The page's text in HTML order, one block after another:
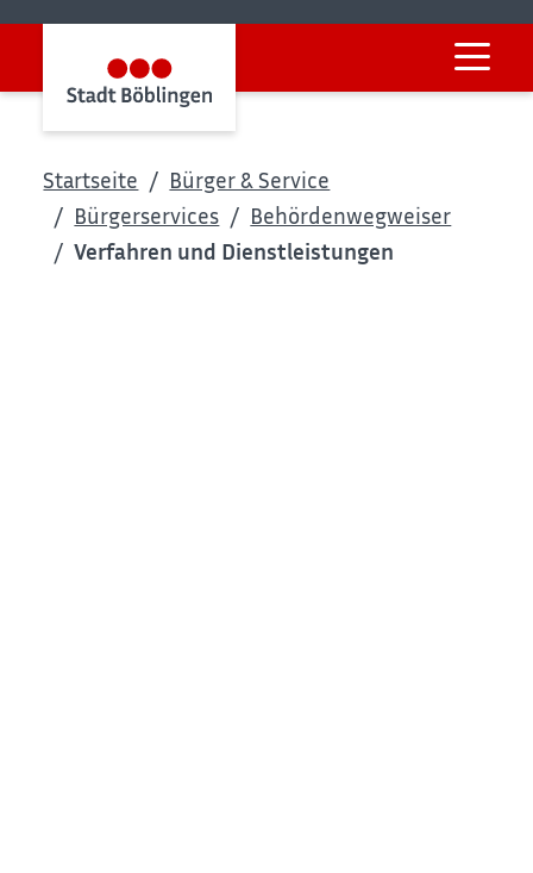
Startseite
Bürger & Service
Bürgerservices
Behördenwegweiser
Verfahren und Dienstleistungen